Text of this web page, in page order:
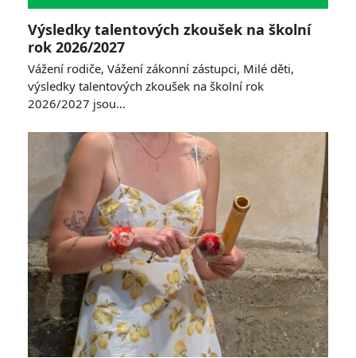
Výsledky talentových zkoušek na školní
rok 2026/2027
Vážení rodiče, Vážení zákonní zástupci, Milé děti,
výsledky talentových zkoušek na školní rok
2026/2027 jsou…